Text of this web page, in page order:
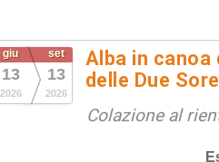
giu
13
2026
set
13
2026
Alba in canoa
delle Due
Colazione al